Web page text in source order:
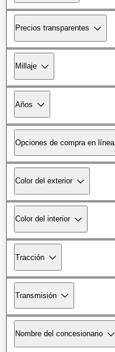
Precios transparentes
Millaje
Años
Opciones de compra en línea
Color del exterior
Color del interior
Tracción
Transmisión
Nombre del concesionario